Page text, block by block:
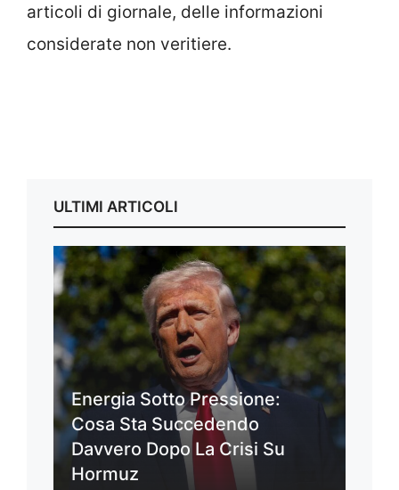
articoli di giornale, delle informazioni
considerate non veritiere.
ULTIMI ARTICOLI
Energia Sotto Pressione:
Cosa Sta Succedendo
Davvero Dopo La Crisi Su
Hormuz